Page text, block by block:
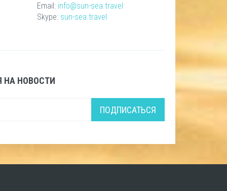
Email: info@sun-sea.travel
Skype: sun-sea.travel
НА НОВОСТИ
ПОДПИСАТЬСЯ